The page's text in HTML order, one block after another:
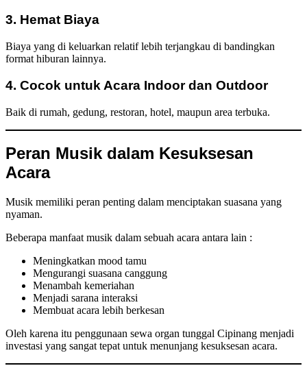
3. Hemat Biaya
Biaya yang di keluarkan relatif lebih terjangkau di bandingkan
format hiburan lainnya.
4. Cocok untuk Acara Indoor dan Outdoor
Baik di rumah, gedung, restoran, hotel, maupun area terbuka.
Peran Musik dalam Kesuksesan
Acara
Musik memiliki peran penting dalam menciptakan suasana yang
nyaman.
Beberapa manfaat musik dalam sebuah acara antara lain :
Meningkatkan mood tamu
Mengurangi suasana canggung
Menambah kemeriahan
Menjadi sarana interaksi
Membuat acara lebih berkesan
Oleh karena itu penggunaan sewa organ tunggal Cipinang menjadi
investasi yang sangat tepat untuk menunjang kesuksesan acara.